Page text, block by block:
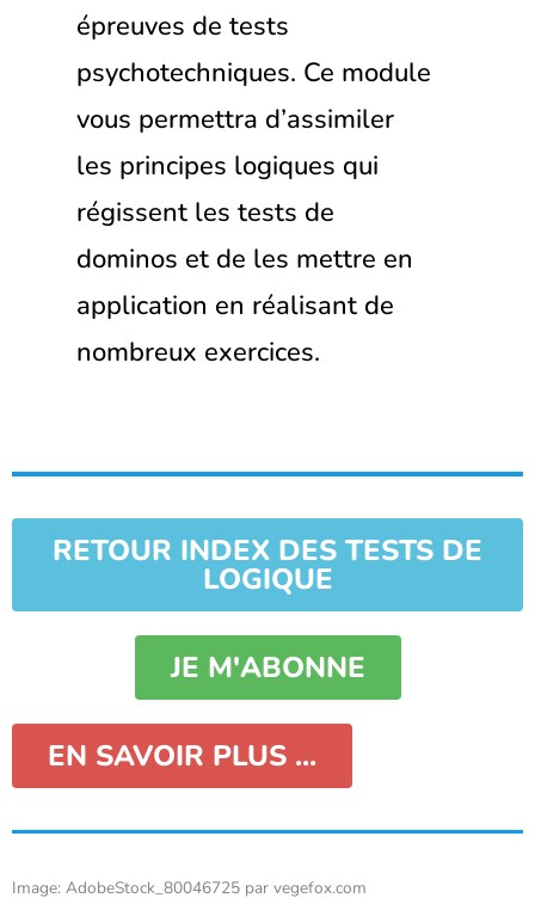
épreuves de tests
psychotechniques. Ce module
vous permettra d’assimiler
les principes logiques qui
régissent les tests de
dominos et de les mettre en
application en réalisant de
nombreux exercices.
RETOUR INDEX DES TESTS DE
LOGIQUE
JE M'ABONNE
EN SAVOIR PLUS ...
Image: AdobeStock_80046725 par vegefox.com